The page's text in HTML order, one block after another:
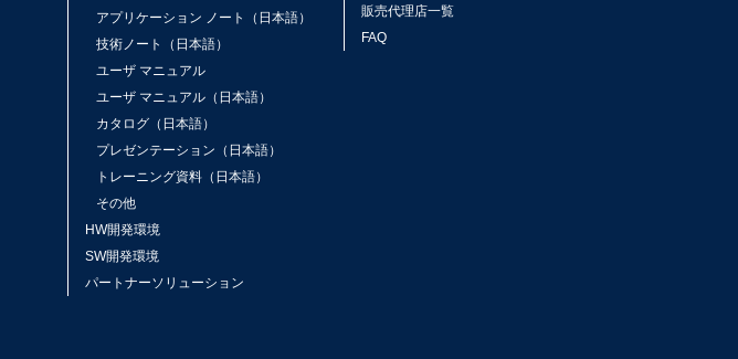
アプリケーション ノート（日本語）
技術ノート（日本語）
ユーザ マニュアル
ユーザ マニュアル（日本語）
カタログ（日本語）
プレゼンテーション（日本語）
トレーニング資料（日本語）
その他
HW開発環境
SW開発環境
パートナーソリューション
販売代理店一覧
FAQ